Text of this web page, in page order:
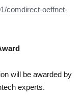
comdirect-oeffnet-
will be awarded by
experts.